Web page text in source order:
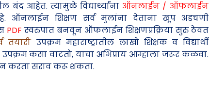
आहेत. त्यामुळे विद्यार्थ्यांना ऑनलाईन / ऑफलाईन
शिक्षण सर्व मुलांना देताना खूप अडचणी
PDF स्वरुपात बनवून ऑफलाईन शिक्षणप्रक्रिया सुरु ठेवत
तयारी' उपक्रम महाराष्ट्रातील लाखो शिक्षक व विद्यार्थी
उपक्रम कसा वाटतो,याचा अभिप्राय आम्हाला जरूर कळवा.
करता सराव करू शकता.